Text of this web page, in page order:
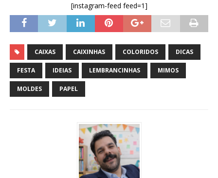
[instagram-feed feed=1]
CAIXAS CAIXINHAS COLORIDOS DICAS
FESTA IDEIAS LEMBRANCINHAS MIMOS
MOLDES PAPEL